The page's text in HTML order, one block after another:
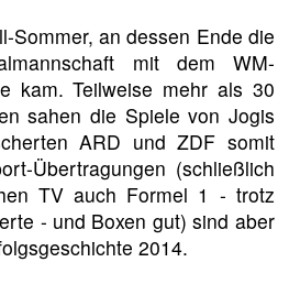
Sommer, an dessen Ende die
mit dem WM-
kam. Teilweise mehr als 30
sahen die Spiele von Jogis
ARD und ZDF somit
Übertragungen (schließlich
TV auch Formel 1 - trotz
- und Boxen gut) sind aber
2014.